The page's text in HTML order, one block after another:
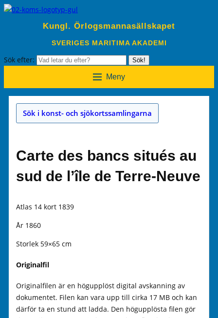
Kungl. Örlogsmannasällskapet
SVERIGES MARITIMA AKADEMI
Sök efter: Sök!
Meny
Sök i konst- och sjökortssamlingarna
Carte des bancs situés au
sud de l’île de Terre-Neuve
Atlas 14 kort 1839
År 1860
Storlek 59×65 cm
Originalfil
Originalfilen är en högupplöst digital avskanning av
dokumentet. Filen kan vara upp till cirka 17 MB och kan
därför ta en stund att ladda. Den högupplösta filen gör